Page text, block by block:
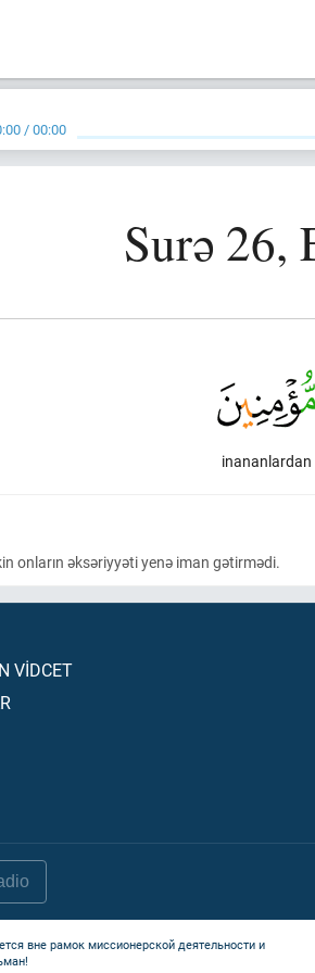
/00:00
Surə 26,
inananlardan
onların əksəriyyəti yenə iman gətirmədi.
VİDCET
вне рамок миссионерской деятельности и